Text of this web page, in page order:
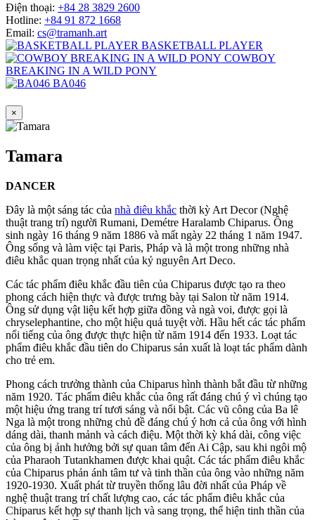
Điện thoại: +84 28 3829 2600
Hotline: +84 91 872 1668
Email: cs@tramanh.art
BASKETBALL PLAYER
COWBOY
BREAKING IN A WILD PONY
BA046
×
Tamara
DANCER
Đây là một sáng tác của nhà điêu khắc thời kỳ Art Decor (Nghệ
thuật trang trí) người Rumani, Demétre Haralamb Chiparus. Ông
sinh ngày 16 tháng 9 năm 1886 và mất ngày 22 tháng 1 năm 1947.
Ông sống và làm việc tại Paris, Pháp và là một trong những nhà
điêu khắc quan trọng nhất của kỷ nguyên Art Deco.
Các tác phẩm điêu khắc đầu tiên của Chiparus được tạo ra theo
phong cách hiện thực và được trưng bày tại Salon từ năm 1914.
Ông sử dụng vật liệu kết hợp giữa đồng và ngà voi, được gọi là
chryselephantine, cho một hiệu quả tuyệt vời. Hầu hết các tác phẩm
nổi tiếng của ông được thực hiện từ năm 1914 đến 1933. Loạt tác
phẩm điêu khắc đầu tiên do Chiparus sản xuất là loạt tác phẩm dành
cho trẻ em.
Phong cách trưởng thành của Chiparus hình thành bắt đầu từ những
năm 1920. Tác phẩm điêu khắc của ông rất đáng chú ý vì chúng tạo
một hiệu ứng trang trí tươi sáng và nổi bật. Các vũ công của Ba lê
Nga là một trong những chủ đề đáng chú ý hơn cả của ông với hình
dáng dài, thanh mảnh và cách điệu. Một thời kỳ khá dài, công việc
của ông bị ảnh hưởng bởi sự quan tâm đến Ai Cập, sau khi ngôi mộ
của Pharaoh Tutankhamen được khai quật. Các tác phẩm điêu khắc
của Chiparus phản ánh tâm tư và tinh thần của ông vào những năm
1920-1930. Xuất phát từ truyền thống lâu đời nhất của Pháp về
nghệ thuật trang trí chất lượng cao, các tác phẩm điêu khắc của
Chiparus kết hợp sự thanh lịch và sang trọng, thể hiện tinh thần của